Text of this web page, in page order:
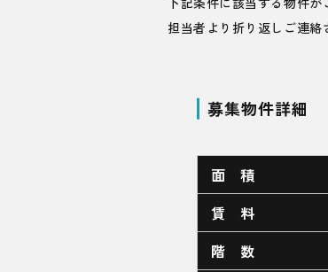
担当者より折り返しご連絡
募集物件詳細
面 積
賃 料
階 数